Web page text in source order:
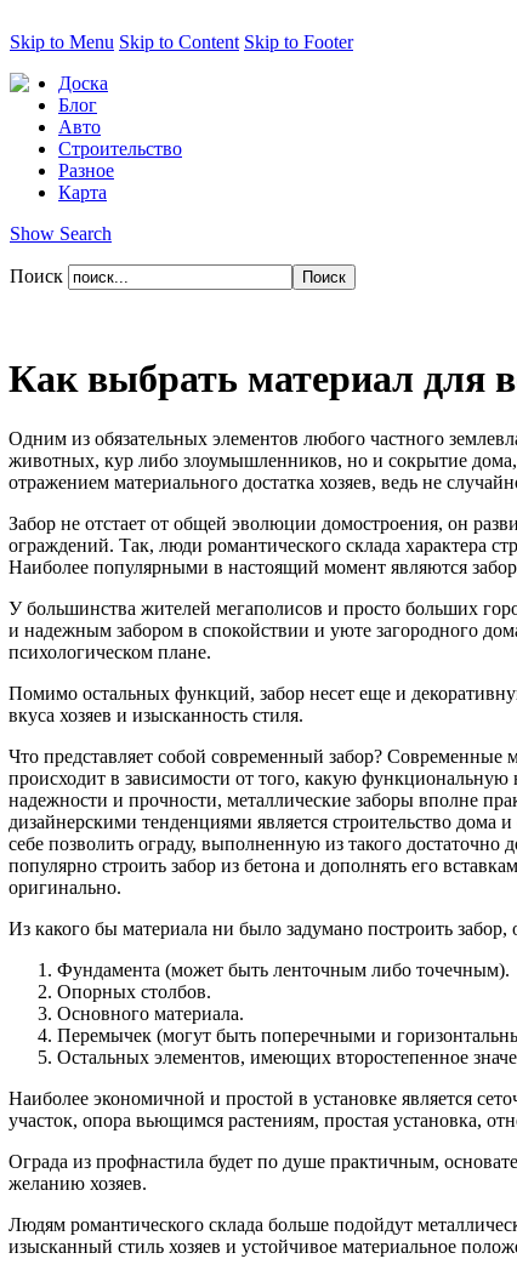
Skip to Menu Skip to Content Skip to Footer
Доска
Блог
Авто
Строительство
Разное
Карта
Show Search
Поиск
Как выбрать материал для
Одним из обязательных элементов любого частного
животных, кур либо злоумышленников, но и сокрытие дома,
отражением материального достатка хозяев, ведь не
Забор не отстает от общей эволюции домостроения, он
ограждений. Так, люди романтического склада характера
Наиболее популярными в настоящий момент являются
У большинства жителей мегаполисов и просто больших
и надежным забором в спокойствии и уюте загородного
психологическом плане.
Помимо остальных функций, забор несет еще и
вкуса хозяев и изысканность стиля.
Что представляет собой современный забор? Современные
происходит в зависимости от того, какую
надежности и прочности, металлические заборы вполне
дизайнерскими тенденциями является строительство
себе позволить ограду, выполненную из такого
популярно строить забор из бетона и дополнять его
оригинально.
Из какого бы материала ни было задумано построить
Фундамента (может быть ленточным либо точечным).
Опорных столбов.
Основного материала.
Перемычек (могут быть поперечными и
Остальных элементов, имеющих второстепенное
Наиболее экономичной и простой в установке является
участок, опора вьющимся растениям, простая установка,
Ограда из профнастила будет по душе практичным,
желанию хозяев.
Людям романтического склада больше подойдут
изысканный стиль хозяев и устойчивое материальное